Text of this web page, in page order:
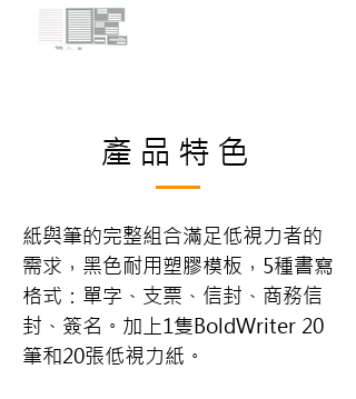
產品特色
紙與筆的完整組合滿足低視力者的
需求，黑色耐用塑膠模板，5種書寫
格式：單字、支票、信封、商務信
封、簽名。加上1隻BoldWriter 20
筆和20張低視力紙。